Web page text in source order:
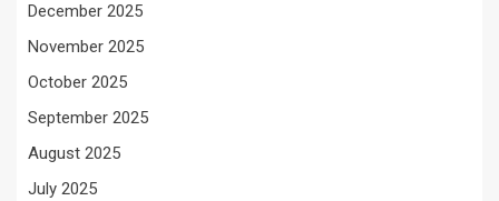
December 2025
November 2025
October 2025
September 2025
August 2025
July 2025